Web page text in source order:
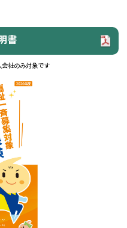
書
社のみ対象です